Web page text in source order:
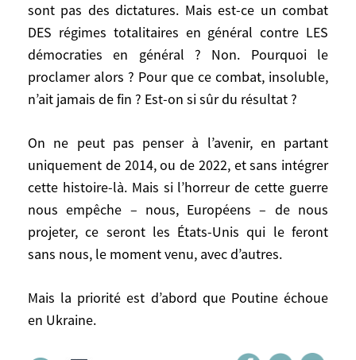
sont pas des dictatures. Mais est-ce un combat
DES régimes totalitaires en général contre LES
démocraties en général ? Non. Pourquoi le
proclamer alors ? Pour que ce combat, insoluble,
n’ait jamais de fin ? Est-on si sûr du résultat ?
On ne peut pas penser à l’avenir, en partant
uniquement de 2014, ou de 2022, et sans intégrer
cette histoire-là. Mais si l’horreur de cette guerre
nous empêche – nous, Européens – de nous
projeter, ce seront les États-Unis qui le feront
sans nous, le moment venu, avec d’autres.
Mais la priorité est d’abord que Poutine échoue
en Ukraine.
qu’il s’agit d’une guerre de civilisation. Je
pense que c’est une définition inexacte et
inopportune de l’abominable guerre
d’Ukraine, et que ce n’est pas parce que
Poutine emploie ce terme (y croit-il lui-
l’utiliser. Le concept est mobilisateur en
Occident, qui s’enorgueillit de se
redécouvrir en camp du Bien. Il ne l’est pas
ailleurs dans le monde, comme le
démontrent les 40 pays, représentant les
2/3 de l’humanité, qui n’ont pas voulu
internationaux après l’agression russe,
rassemblés par Michel Duclos pour
pas une démocratie et les pays